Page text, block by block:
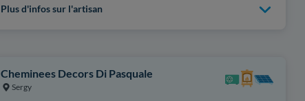
Plus d'infos sur l'artisan
Cheminees Decors Di Pasquale
Sergy